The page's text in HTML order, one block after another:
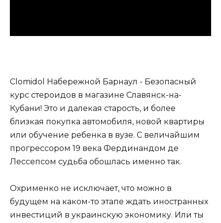
Clomidol Набережной Барнаул - Безопасный
курс стероидов в магазине Славянск-на-
Кубани! Это и далекая старость, и более
близкая покупка автомобиля, новой квартиры
или обучение ребенка в вузе. С величайшим
прогрессором 19 века Фердинандом де
Лессепсом судьба обошлась именно так.
Охрименко не исключает, что можно в
будущем на каком-то этапе ждать иностранных
инвестиций в украинскую экономику. Или ты